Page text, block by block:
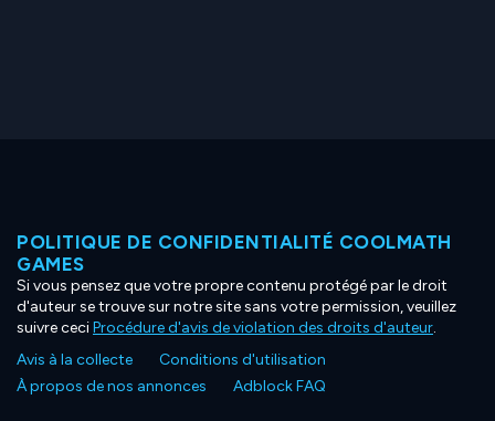
POLITIQUE DE CONFIDENTIALITÉ COOLMATH
GAMES
Si vous pensez que votre propre contenu protégé par le droit
d'auteur se trouve sur notre site sans votre permission, veuillez
suivre ceciProcédure d'avis de violation des droits d'auteur.
Avis à la collecte
Conditions d'utilisation
À propos de nos annonces
Adblock FAQ